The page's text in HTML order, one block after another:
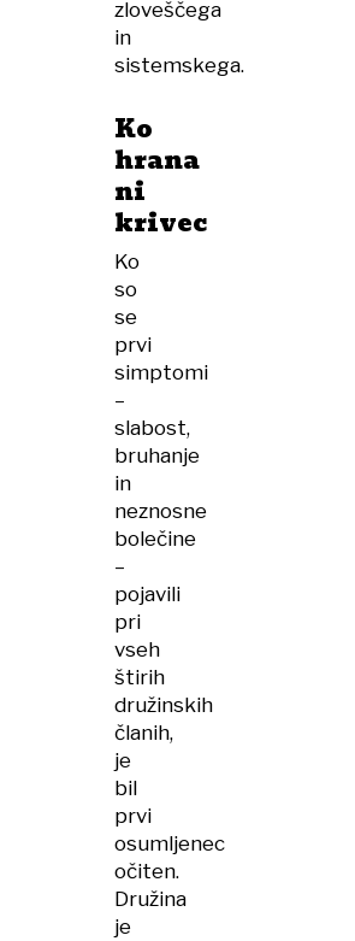
zloveščega
in
sistemskega.
Ko
hrana
ni
krivec
Ko
so
se
prvi
simptomi
–
slabost,
bruhanje
in
neznosne
bolečine
–
pojavili
pri
vseh
štirih
družinskih
članih,
je
bil
prvi
osumljenec
očiten.
Družina
je